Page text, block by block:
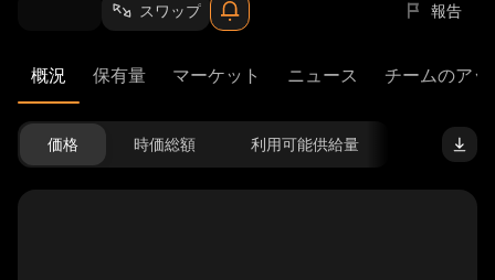
スワップ 報告
概況 保有量 マーケット ニュース チームのア
価格 時価総額 利用可能供給量